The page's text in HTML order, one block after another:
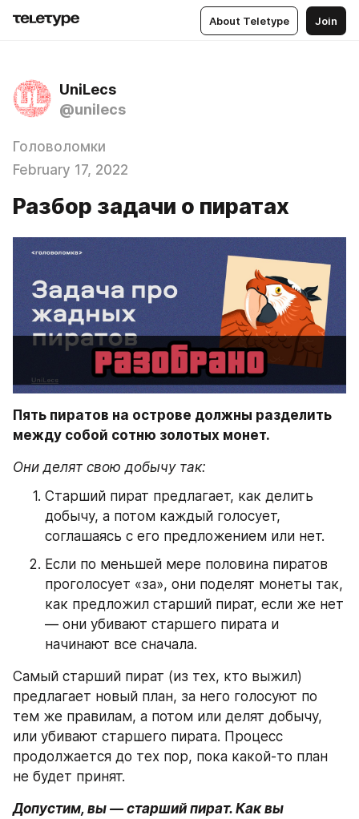
About Teletype Join
UniLecs
@unilecs
Головоломки
February 17, 2022
Разбор задачи о пиратах
Пять пиратов на острове должны разделить
между собой сотню золотых монет.
Они делят свою добычу так:
Старший пират предлагает, как делить
добычу, а потом каждый голосует,
соглашаясь с его предложением или нет.
Если по меньшей мере половина пиратов
проголосует «за», они поделят монеты так,
как предложил старший пират, если же нет
— они убивают старшего пирата и
начинают все сначала.
Самый старший пират (из тех, кто выжил)
предлагает новый план, за него голосуют по
тем же правилам, а потом или делят добычу,
или убивают старшего пирата. Процесс
продолжается до тех пор, пока какой-то план
не будет принят.
Допустим, вы — старший пират. Как вы